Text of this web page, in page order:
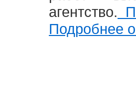
агентство.
Подробнее